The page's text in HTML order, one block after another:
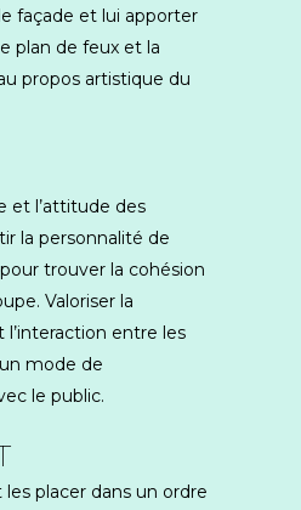
façade et lui apporter
plan de feux et la
propos artistique du
et l’attitude des
la personnalité de
trouver la cohésion
Valoriser la
entre les
mode de
le public.
placer dans un ordre